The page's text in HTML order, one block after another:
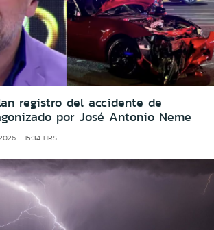
registro del accidente de
por José Antonio Neme
- 15:34 HRS